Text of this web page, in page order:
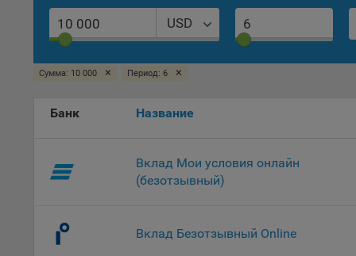
USD
Сумма: 10 000 × Период: 6 ×
Банк Название
Вклад Мои условия онлайн
(безотзывный)
Вклад Безотзывный Online